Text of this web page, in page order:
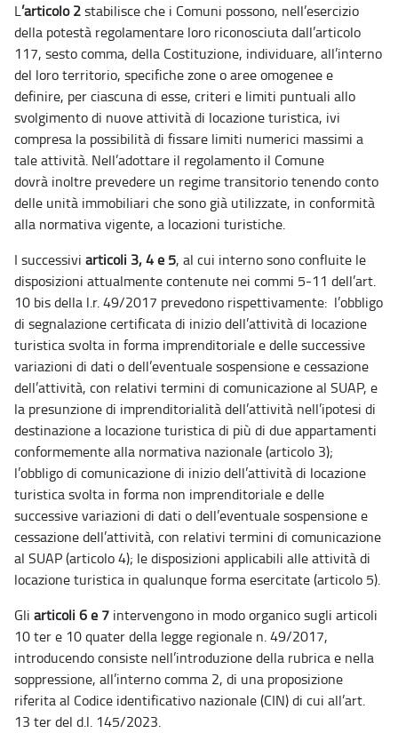
L’articolo 2stabilisce che i Comuni possono, nell’esercizio
della potestà regolamentare loro riconosciuta dall’articolo
117, sesto comma, della Costituzione, individuare, all’interno
del loro territorio, specifiche zone o aree omogenee e
definire, per ciascuna di esse, criteri e limiti puntuali allo
svolgimento di nuove attività di locazione turistica, ivi
compresa la possibilità di fissare limiti numerici massimi a
tale attività. Nell’adottare il regolamento il Comune
dovrà inoltre prevedere un regime transitorio tenendo conto
delle unità immobiliari che sono già utilizzate, in conformità
alla normativa vigente, a locazioni turistiche.
I successivi articoli 3, 4 e 5, al cui interno sono confluite le
disposizioni attualmente contenute nei commi 5-11 dell’art.
10 bis della l.r. 49/2017 prevedono rispettivamente: l’obbligo
di segnalazione certificata di inizio dell’attività di locazione
turistica svolta in forma imprenditoriale e delle successive
variazioni di dati o dell’eventuale sospensione e cessazione
dell’attività, con relativi termini di comunicazione al SUAP, e
la presunzione di imprenditorialità dell’attività nell’ipotesi di
destinazione a locazione turistica di più di due appartamenti
conformemente alla normativa nazionale (articolo 3);
l’obbligo di comunicazione di inizio dell’attività di locazione
turistica svolta in forma non imprenditoriale e delle
successive variazioni di dati o dell’eventuale sospensione e
cessazione dell’attività, con relativi termini di comunicazione
al SUAP (articolo 4); le disposizioni applicabili alle attività di
locazione turistica in qualunque forma esercitate (articolo 5).
Gli articoli 6 e 7 intervengono in modo organico sugli articoli
10 ter e 10 quater della legge regionale n. 49/2017,
introducendo consiste nell’introduzione della rubrica e nella
soppressione, all’interno comma 2, di una proposizione
riferita al Codice identificativo nazionale (CIN) di cui all’art.
13 ter del d.l. 145/2023.